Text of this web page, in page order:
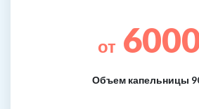
от
Объем капельницы